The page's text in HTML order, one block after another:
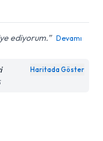
ediyorum. Devamı
Haritada Göster